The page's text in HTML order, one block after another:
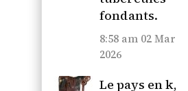
fondants.
8:58 am 02 Mar
2026
Le pays en k,